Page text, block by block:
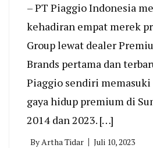
– PT Piaggio Indonesia
kehadiran empat merek
Group lewat dealer
Brands pertama dan
Piaggio sendiri
gaya hidup premium di
2014 dan 2023. […]
ByArtha Tidar Juli 10, 2023